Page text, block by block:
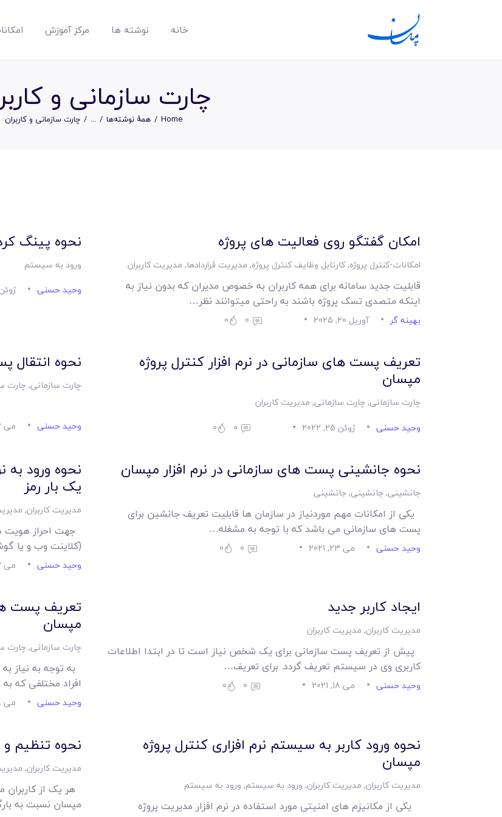
خانه نوشته ها مرکز آموزش
چارت سازمانی و
Home همهٔ نوشته‌ها ... چارت سازمانی و کاربران
مرکز آموزش
امکانات
لیست قیمت
امکان گفتگو روی فعالیت های پروژه
امکانات-کنترل پروژه,کارتابل وظایف کنترل پروژه, مدیریت قراردادها, مدیریت کاربران
قابلیت جدید سامانه برای همه کاربران به خصوص مدیران که بدون نیاز به
اینکه متصدی تسک پروژه باشند به راحتی میتوانند نظر…
بهینه گر آوریل 20, 2025 0
0
نحوه پینگ
ورود به سیستم
وحید حسنی
ژوئن 25,
تعریف پست های سازمانی در نرم افزار کنترل پروژه
مپسان
چارت سازمانی, چارت سازمانی, مدیریت کاربران
وحید حسنی
ژوئن 25, 2022 0
0
نحوه انتقال
چارت سازمانی,چارت
وحید حسنی می 23, 2021
نحوه جانشینی پست های سازمانی در نرم افزار مپسان
جانشینی, جانشینی, جانشینی
یکی از امکانات مهم موردنیاز در سازمان ها قابلیت تعریف جانشین برای
پست های سازمانی می باشد که با توجه به مشغله…
وحید حسنی می 23, 2021 0
0
نحوه ورود
یک بار رمز
مدیریت کاربران,
جهت احراز هویت
(کلاینت وب و یا
وحید حسنی می 23, 2021
ایجاد کاربر جدید
مدیریت کاربران, مدیریت کاربران
پیش از تعریف پست سازمانی برای یک شخص نیاز است تا در ابتدا اطلاعات
کاربری وی در سیستم تعریف گردد. برای تعریف…
وحید حسنی می 18, 2021 0
0
تعريف پست
مپسان
چارت سازمانی,چارت
به توجه به نیاز
افراد مختلفی که
وحید حسنی می 18, 2021
نحوه ورود کاربر به سیستم نرم افزاری کنترل پروژه
مپسان
مدیریت کاربران, مدیریت کاربران, ورود به سیستم, ورود به سیستم
یکی از مکانیزم های امنیتی مورد استفاده در نرم افزار مدیریت پروژه
نحوه تنظیم
مدیریت کاربران,
هر یک از
مپسان نسبت به